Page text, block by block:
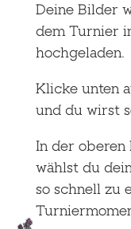
Deine Bilder
dem Turnier
hochgeladen.
Klicke unten
und du wirst
In der oberen
wählst du
so schnell zu